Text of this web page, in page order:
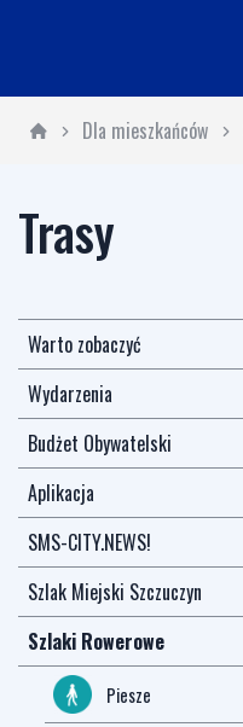
Dla mieszkańców
Trasy
Warto zobaczyć
Wydarzenia
Budżet Obywatelski
Aplikacja
SMS-CITY.NEWS!
Szlak Miejski Szczuczyn
Szlaki Rowerowe
Piesze